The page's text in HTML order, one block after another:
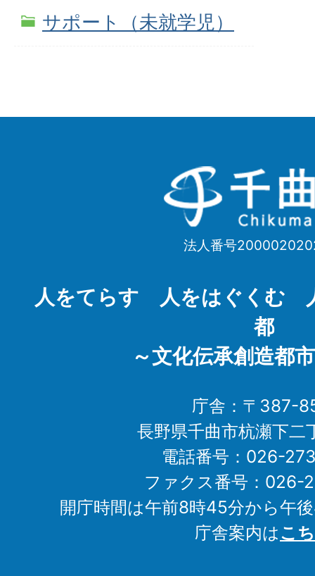
サポート（未就学児）
千
曲
Chikuma
法人番号
人をてらす 人をはぐくむ
都
～文化伝承創造都
庁舎：〒387-
長野県千曲市杭瀬下二
電話番号：026-
ファクス番号：026-
開庁時間は午前8時45分から午
庁舎案内はこ